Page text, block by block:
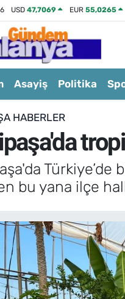
USD47,7069 EUR 55,0265
Asayiş Politika
HABERLER
Türkiye’de
bu yana ilçe